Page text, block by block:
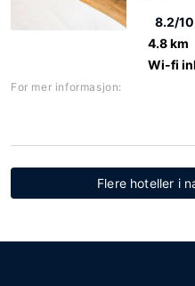
8.2/10
4.8 km
Wi-fi
For mer informasjon:
Flere hoteller i